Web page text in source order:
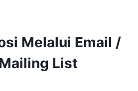
Melalui Email /
List